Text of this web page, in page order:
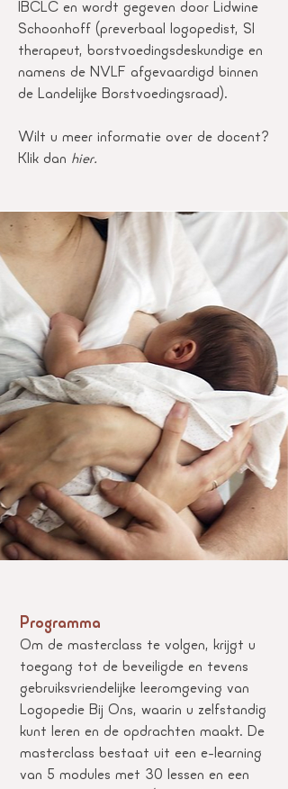
IBCLC en wordt gegeven door Lidwine
Schoonhoff (preverbaal logopedist, SI
therapeut, borstvoedingsdeskundige en
namens de NVLF afgevaardigd binnen
de Landelijke Borstvoedingsraad).
Wilt u meer informatie over de docent?
Klik dan hier.
Programma
Om de masterclass te volgen, krijgt u
toegang tot de beveiligde en tevens
gebruiksvriendelijke leeromgeving van
Logopedie Bij Ons, waarin u zelfstandig
kunt leren en de opdrachten maakt. De
masterclass bestaat uit een e-learning
van 5 modules met 30 lessen en een